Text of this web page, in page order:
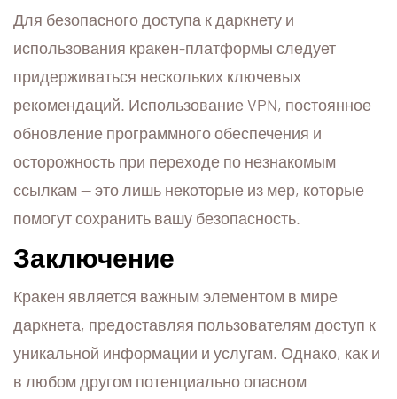
Для безопасного доступа к даркнету и
использования кракен-платформы следует
придерживаться нескольких ключевых
рекомендаций. Использование VPN, постоянное
обновление программного обеспечения и
осторожность при переходе по незнакомым
ссылкам — это лишь некоторые из мер, которые
помогут сохранить вашу безопасность.
Заключение
Кракен является важным элементом в мире
даркнета, предоставляя пользователям доступ к
уникальной информации и услугам. Однако, как и
в любом другом потенциально опасном